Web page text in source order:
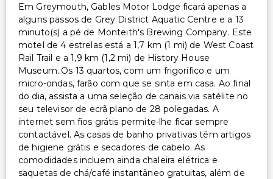
Acessibilidade no quarto (em quartos selecionados)
Recepção acessível para cadeira de rodas
Caminho acessível para cadeira de rodas
Estacionamento acessível para cadeira de rodas
Outros serviços
Cofre na recepção
Serviço de lavanderia
Em Greymouth, Gables Motor Lodge ficará apenas a
alguns passos de Grey District Aquatic Centre e a 13
minuto(s) a pé de Monteith's Brewing Company. Este
motel de 4 estrelas está a 1,7 km (1 mi) de West Coast
Rail Trail e a 1,9 km (1,2 mi) de History House
Museum..Os 13 quartos, com um frigorífico e um
micro-ondas, farão com que se sinta em casa. Ao final
do dia, assista a uma seleção de canais via satélite no
seu televisor de ecrã plano de 28 polegadas. A
internet sem fios grátis permite-lhe ficar sempre
contactável. As casas de banho privativas têm artigos
de higiene grátis e secadores de cabelo. As
comodidades incluem ainda chaleira elétrica e
saquetas de chá/café instantâneo gratuitas, além de